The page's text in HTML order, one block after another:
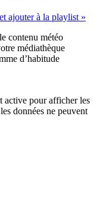
ajouter à la playlist »
contenu météo
médiathèque
d’habitude
active pour afficher les
données ne peuvent